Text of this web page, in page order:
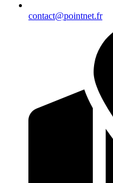
contact@pointnet.fr